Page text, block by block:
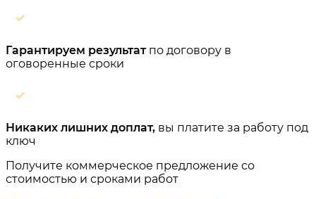
Гарантируем результатпо договору в
оговоренные сроки
Никаких лишних доплат, вы платите за работу под
ключ
Получите коммерческое предложение со
стоимостью и сроками работ